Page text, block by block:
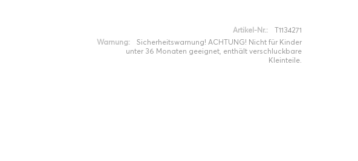
Artikel-Nr.:
T1134271
Warnung:
Sicherheitswarnung! ACHTUNG! Nicht für Kinder
unter 36 Monaten geeignet, enthält verschluckbare
Kleinteile.